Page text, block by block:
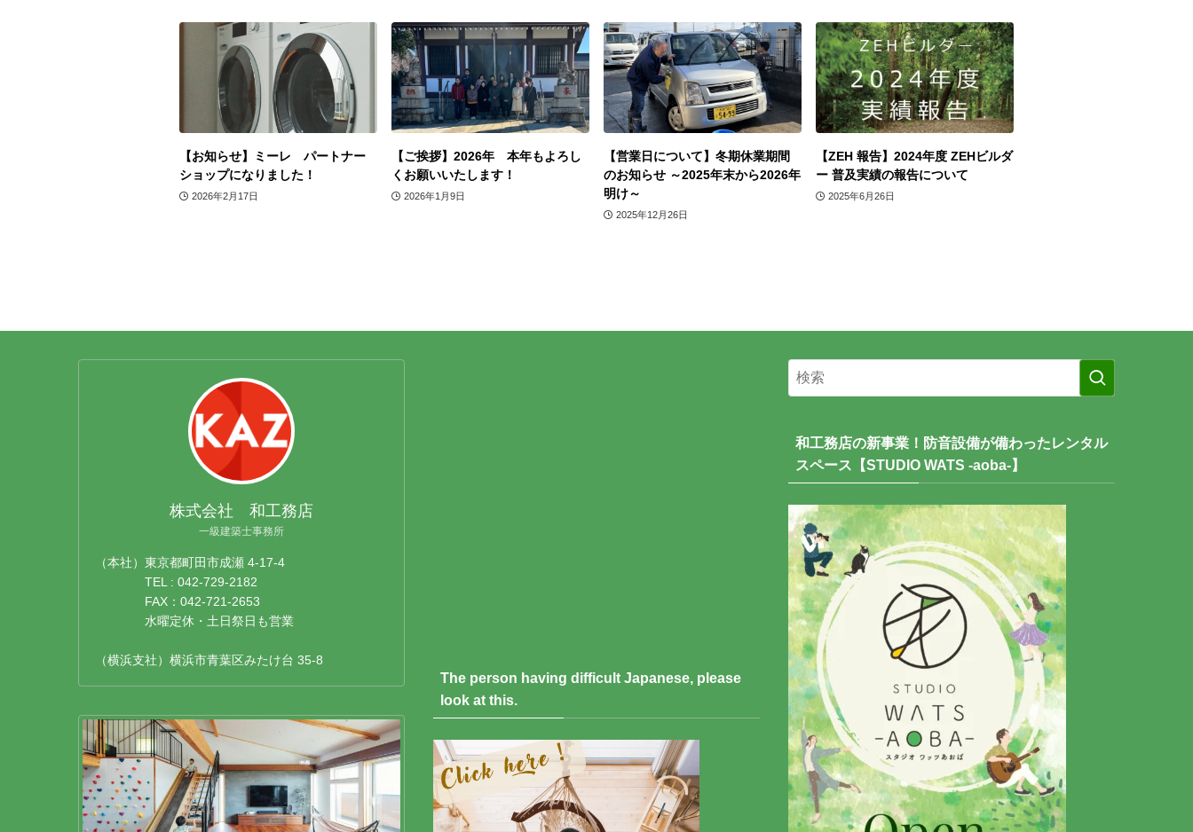
【お知らせ】ミーレ パートナー
ショップになりました！
2026年2月17日
【ご挨拶】2026年 本年もよろし
くお願いいたします！
2026年1月9日
【営業日について】冬期休業期間
のお知らせ ～2025年末から2026年
明け～
2025年12月26日
【ZEH 報告】2024年度 ZEHビルダ
ー 普及実績の報告について
2025年6月26日
株式会社 和工務店
一級建築士事務所
（本社）東京都町田市成瀬 4-17-4
TEL : 042-729-2182
FAX：042-721-2653
水曜定休・土日祭日も営業
（横浜支社）横浜市青葉区みたけ台 35-8
The person having difficult Japanese, please
look at this.
和工務店の新事業！防音設備が備わったレンタル
スペース【STUDIO WATS -aoba-】